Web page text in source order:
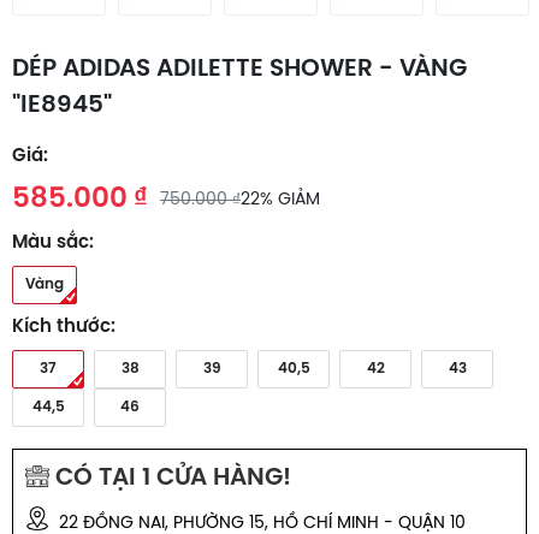
DÉP ADIDAS ADILETTE SHOWER - VÀNG
"IE8945"
Giá:
585.000 ₫ 750.000 ₫22% GIẢM
Màu sắc:
Vàng
Kích thước:
37 38 39 40,5 42 43
44,5 46
CÓ TẠI 1 CỬA HÀNG!
22 ĐỒNG NAI, PHƯỜNG 15, HỒ CHÍ MINH - QUẬN 10